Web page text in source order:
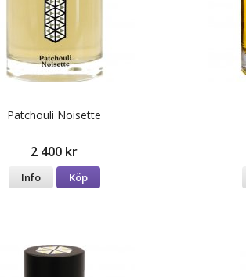
Patchouli Noisette
2 400 kr
Info Köp